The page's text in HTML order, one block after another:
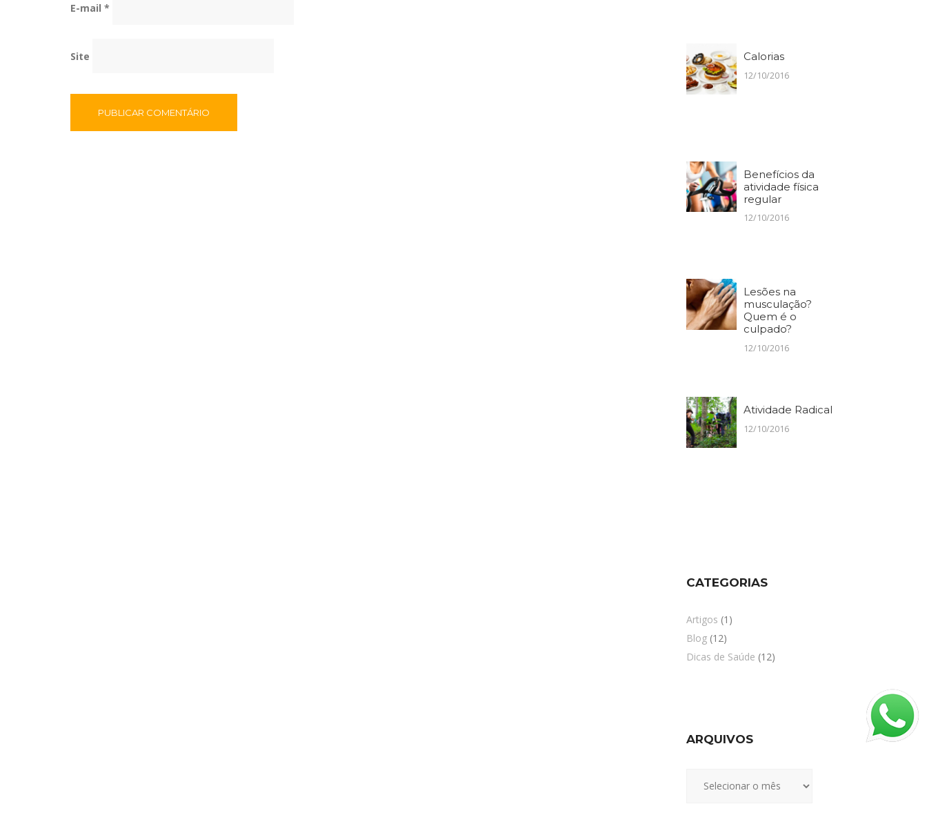
E-mail *
Site Calorias
12/10/2016
Benefícios da
atividade física
regular
12/10/2016
Lesões na
musculação?
Quem é o
culpado?
12/10/2016
Atividade Radical
12/10/2016
CATEGORIAS
Artigos (1)
Blog(12)
Dicas de Saúde (12)
ARQUIVOS